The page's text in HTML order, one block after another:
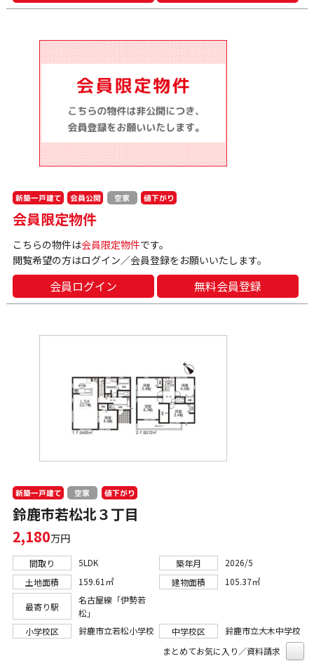
新築一戸建て 会員公開 空家 値下がり
会員限定物件
こちらの物件は会員限定物件です。
閲覧希望の方はログイン／会員登録をお願いいたします。
会員ログイン 無料会員登録
新築一戸建て 空家 値下がり
鈴鹿市若松北３丁目
2,180万円
間取り 5LDK 築年月
2026/5
土地面積
159.61㎡ 建物面積 105.37㎡
最寄り駅
名古屋線「伊勢若
松」
小学校区
鈴鹿市立若松小学校 中学校区
鈴鹿市立大木中学校
まとめてお気に入り／資料請求